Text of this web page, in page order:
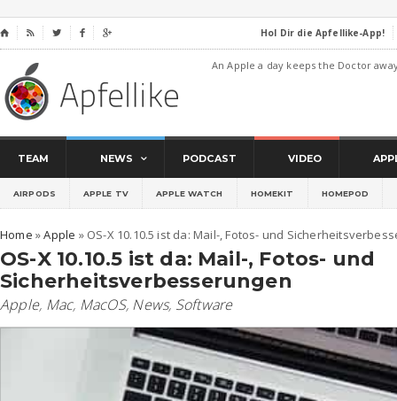
⌂     Hol Dir die Apfellike-App!
An Apple a day keeps the Doctor
TEAM NEWS PODCAST VIDEO
AIRPODS APPLE TV APPLE WATCH HOMEKIT HOMEPOD
Home »Apple » OS-X 10.10.5 ist da: Mail-, Fotos- und
OS-X 10.10.5 ist da: Mail-, Fotos- und
Sicherheitsverbesserungen
Apple, Mac, MacOS, News, Software